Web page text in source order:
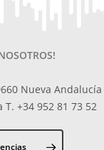
Nueva Andalucía
+34 952 81 73 52